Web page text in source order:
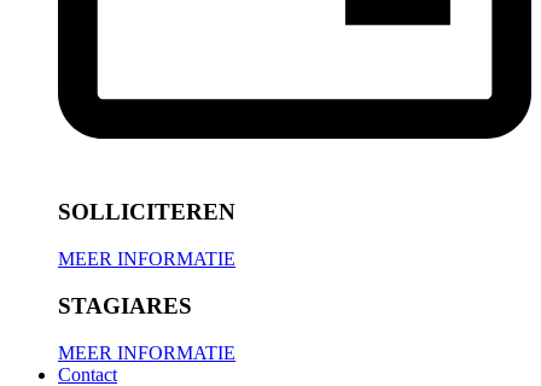
SOLLICITEREN
MEER INFORMATIE
STAGIARES
MEER INFORMATIE
Contact